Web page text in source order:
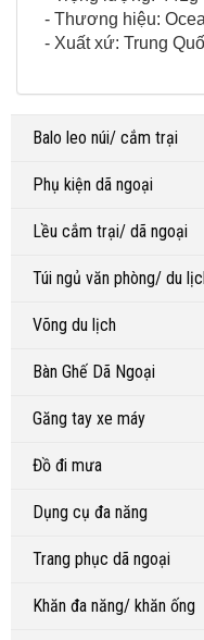
- Thương hiệu:
- Xuất xứ: Trung
Balo leo núi/ cắm trại
Phụ kiện dã ngoại
Lều cắm trại/ dã ngoại
Túi ngủ văn phòng/ du
Võng du lịch
Bàn Ghế Dã Ngoại
Găng tay xe máy
Đồ đi mưa
Dụng cụ đa năng
Trang phục dã ngoại
Khăn đa năng/ khăn ống